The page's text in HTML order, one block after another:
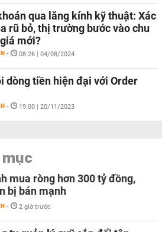
qua lăng kính kỹ thuật: Xác
rũ bỏ, thị trường bước vào chu
mới?
- 08:26 | 04/08/2024
dòng tiền hiện đại với Order
- 19:00 | 20/11/2023
mua ròng hơn 300 tỷ đồng,
bị bán mạnh
- 2 giờ trước